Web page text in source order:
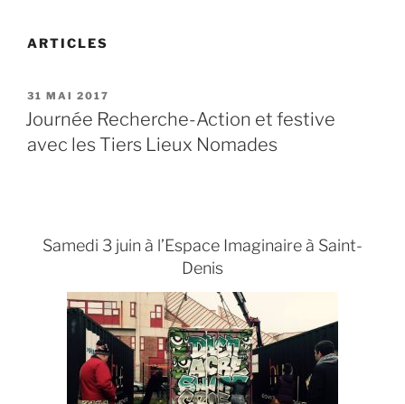
ARTICLES
PUBLIÉ
LE
31 MAI 2017
Journée Recherche-Action et festive
avec les Tiers Lieux Nomades
Samedi 3 juin à l’Espace Imaginaire à Saint-
Denis